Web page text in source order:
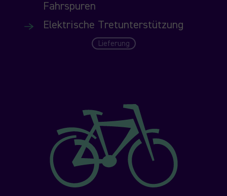
Fahrspuren
Elektrische Tretunterstützung
Lieferung